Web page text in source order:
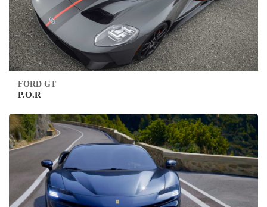
FORD GT
P.O.R